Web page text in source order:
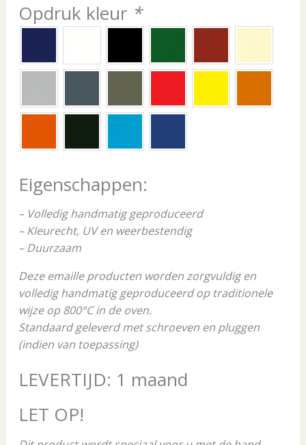
Opdruk kleur *
Eigenschappen:
– Volledig handmatig geproduceerd
– Kleurecht, UV en weerbestendig
– Duurzaam
Deze emaille producten worden zorgvuldig en
volledig handmatig geproduceerd op traditionele
wijze op 800°C in de oven.
Standaard geleverd met schroeven en pluggen
(indien van toepassing)
LEVERTIJD: 1 maand
LET OP!